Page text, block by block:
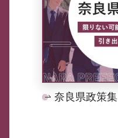
奈良県政策集